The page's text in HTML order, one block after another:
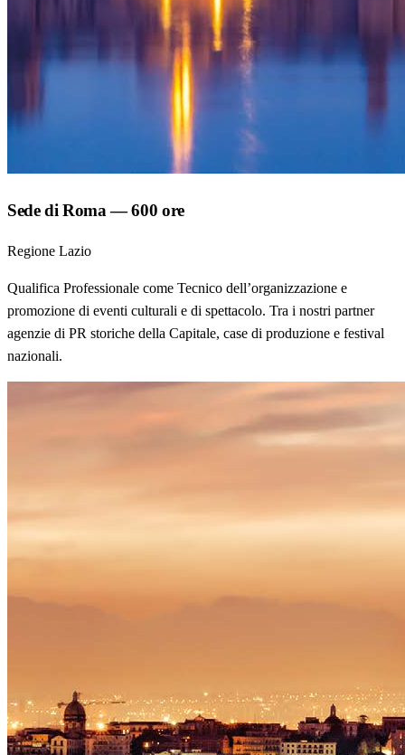
Sede di Roma — 600 ore
Regione Lazio
Qualifica Professionale come Tecnico dell’organizzazione e
promozione di eventi culturali e di spettacolo. Tra i nostri partner
agenzie di PR storiche della Capitale, case di produzione e festival
nazionali.